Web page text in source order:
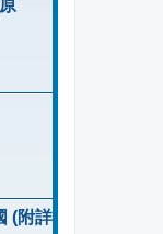
(附詳